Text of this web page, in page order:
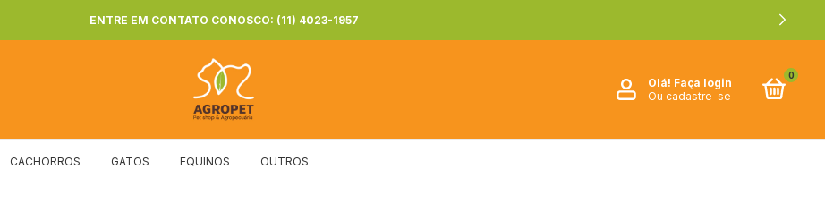
ENTRE EM CONTATO CONOSCO: (11) 4023-1957
Olá! Faça login
Ou cadastre-se
0
CACHORROS GATOS EQUINOS OUTROS